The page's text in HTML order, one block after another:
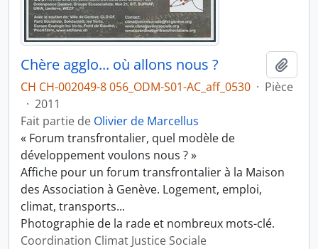
Chère agglo... où allons nous ?
CH CH-002049-8 056_ODM-S01-AC_aff_0530 · Pièce
· 2011
Fait partie de Olivier de Marcellus
« Forum transfrontalier, quel modèle de
développement voulons nous ? »
Affiche pour un forum transfrontalier à la Maison
des Association à Genève. Logement, emploi,
climat, transports...
Photographie de la rade et nombreux mots-clé.
Coordination Climat Justice Sociale